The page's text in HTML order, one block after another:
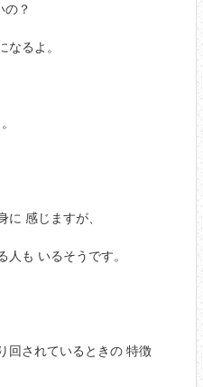
？
るよ。
感じますが、
も いるそうです。
回されているときの 特徴